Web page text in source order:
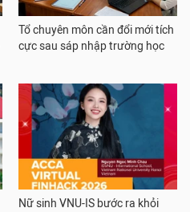
Tổ chuyên môn cần đổi mới tích
cực sau sáp nhập trường học
Nữ sinh VNU-IS bước ra khỏi